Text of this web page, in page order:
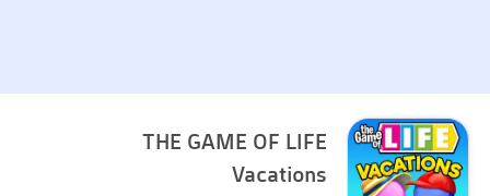
THE GAME OF LIFE
Vacations